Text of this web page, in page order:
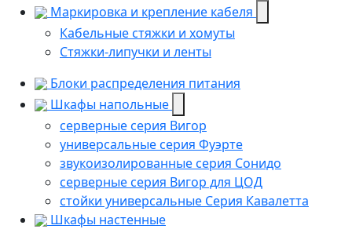
Маркировка и крепление кабеля
Кабельные стяжки и хомуты
Стяжки-липучки и ленты
Блоки распределения питания
Шкафы напольные
серверные серия Вигор
универсальные серия Фуэрте
звукоизолированные серия Сонидо
серверные серия Вигор для ЦОД
стойки универсальные Серия Кавалетта
Шкафы настенные